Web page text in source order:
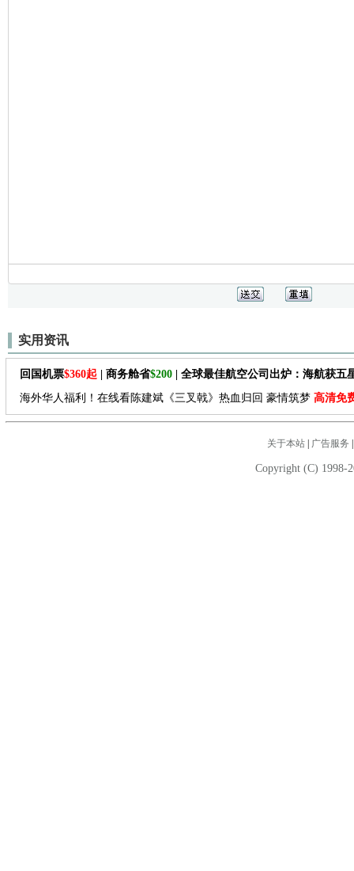
实用资讯
回国机票$360起 | 商务舱省$200 | 全球最佳航空公司出炉：海航获五
海外华人福利！在线看陈建斌《三叉戟》热血归回 豪情筑梦 高清免
关于本站| 广告服务
Copyright (C) 1998-